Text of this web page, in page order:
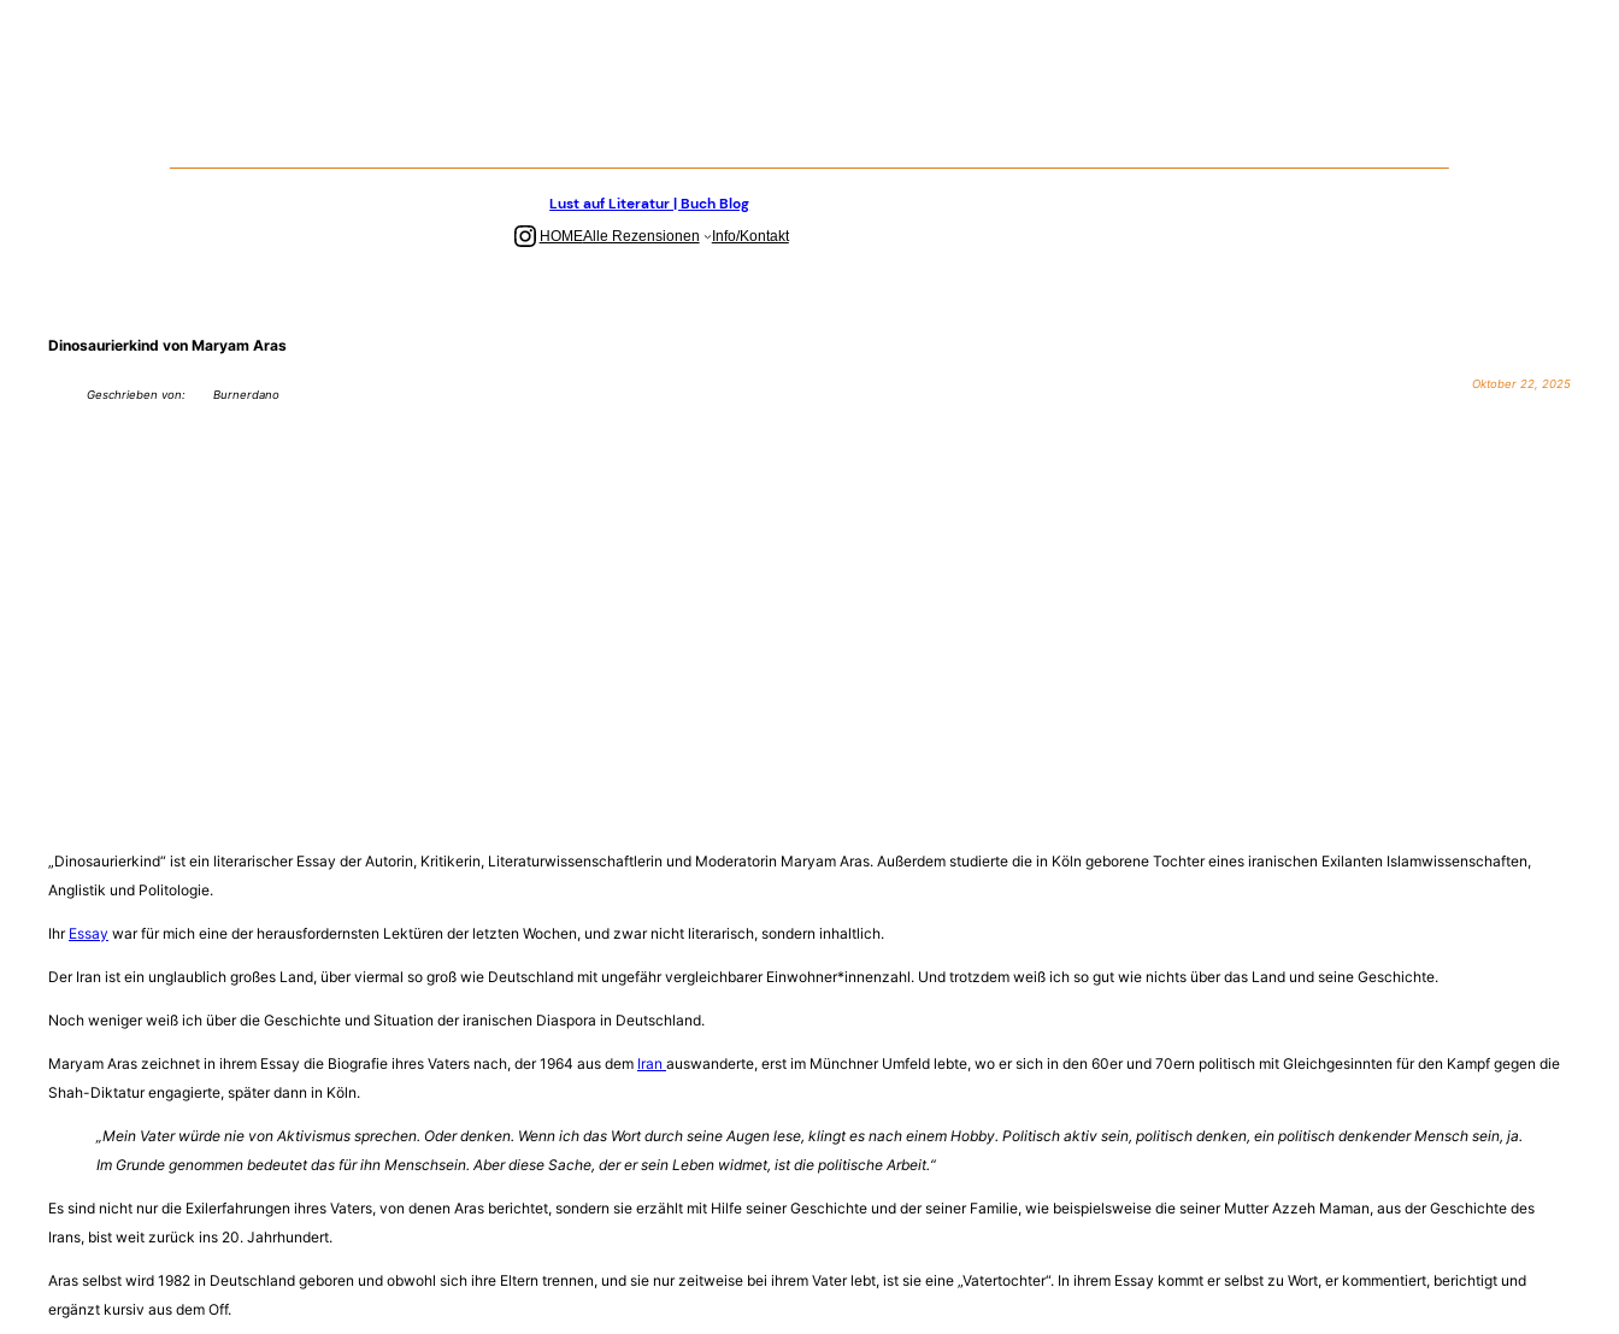
Lust auf Literatur | Buch Blog
Instagram
HOMEAlle Rezensionen Info/Kontakt
Dinosaurierkind von Maryam Aras
Geschrieben von: Burnerdano
Oktober 22, 2025
„Dinosaurierkind“ ist ein literarischer Essay der Autorin, Kritikerin, Literaturwissenschaftlerin und Moderatorin Maryam Aras. Außerdem studierte die in Köln geborene Tochter eines iranischen Exilanten Islamwissenschaften,
Anglistik und Politologie.
Ihr Essay war für mich eine der herausfordernsten Lektüren der letzten Wochen, und zwar nicht literarisch, sondern inhaltlich.
Der Iran ist ein unglaublich großes Land, über viermal so groß wie Deutschland mit ungefähr vergleichbarer Einwohner*innenzahl. Und trotzdem weiß ich so gut wie nichts über das Land und seine Geschichte.
Noch weniger weiß ich über die Geschichte und Situation der iranischen Diaspora in Deutschland.
Maryam Aras zeichnet in ihrem Essay die Biografie ihres Vaters nach, der 1964 aus dem Iran auswanderte, erst im Münchner Umfeld lebte, wo er sich in den 60er und 70ern politisch mit Gleichgesinnten für den Kampf gegen die
Shah-Diktatur engagierte, später dann in Köln.
„Mein Vater würde nie von Aktivismus sprechen. Oder denken. Wenn ich das Wort durch seine Augen lese, klingt es nach einem Hobby. Politisch aktiv sein, politisch denken, ein politisch denkender Mensch sein, ja.
Im Grunde genommen bedeutet das für ihn Menschsein. Aber diese Sache, der er sein Leben widmet, ist die politische Arbeit.“
Es sind nicht nur die Exilerfahrungen ihres Vaters, von denen Aras berichtet, sondern sie erzählt mit Hilfe seiner Geschichte und der seiner Familie, wie beispielsweise die seiner Mutter Azzeh Maman, aus der Geschichte des
Irans, bist weit zurück ins 20. Jahrhundert.
Aras selbst wird 1982 in Deutschland geboren und obwohl sich ihre Eltern trennen, und sie nur zeitweise bei ihrem Vater lebt, ist sie eine „Vatertochter“. In ihrem Essay kommt er selbst zu Wort, er kommentiert, berichtigt und
ergänzt kursiv aus dem Off.